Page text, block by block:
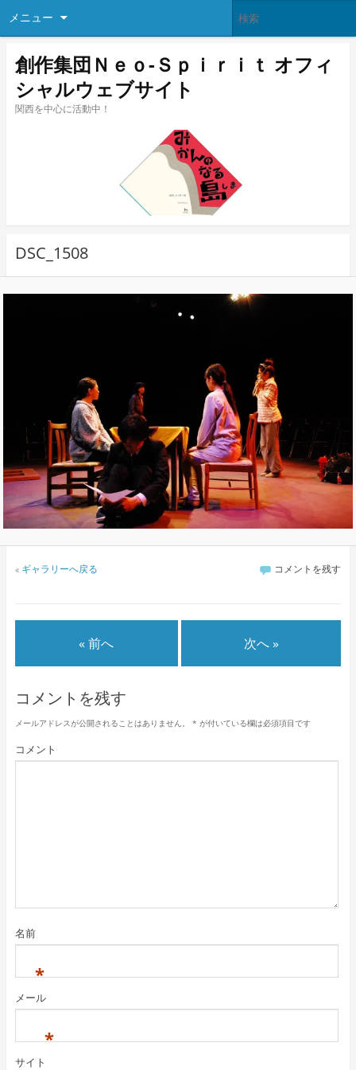
メニュー
創作集団Ｎｅｏ-Ｓｐｉｒｉｔ オフィ
シャルウェブサイト
関西を中心に活動中！
DSC_1508
« ギャラリーへ戻る コメントを残す
« 前へ 次へ »
コメントを残す
メールアドレスが公開されることはありません。 * が付いている欄は必須項目です
コメント
名前
*
メール
*
サイト